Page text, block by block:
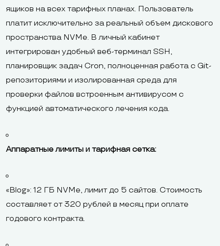
ящиков на всех тарифных планах. Пользователь
платит исключительно за реальный объем дискового
пространства NVMe. В личный кабинет
интегрирован удобный веб-терминал SSH,
планировщик задач Cron, полноценная работа с Git-
репозиториями и изолированная среда для
проверки файлов встроенным антивирусом с
функцией автоматического лечения кода.
Аппаратные лимиты и тарифная сетка:
«Blog»: 12 ГБ NVMe, лимит до 5 сайтов. Стоимость
составляет от 320 рублей в месяц при оплате
годового контракта.